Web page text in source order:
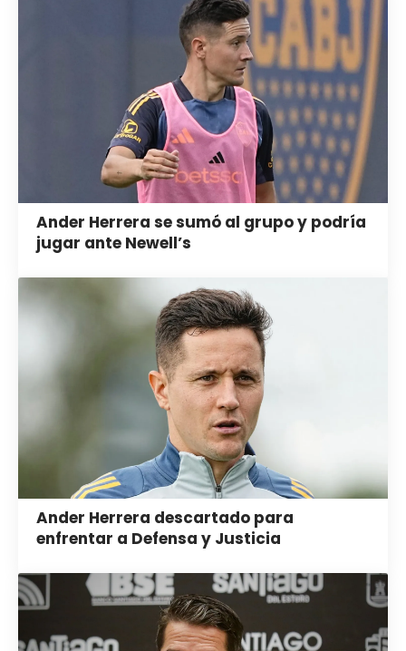
Ander Herrera se sumó al grupo y podría
jugar ante Newell’s
Ander Herrera descartado para
enfrentar a Defensa y Justicia